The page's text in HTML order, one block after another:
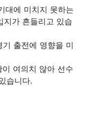
대에 미치지 못하는
지가 흔들리고 있습
출전에 영향을 미
여의치 않아 선수
습니다.